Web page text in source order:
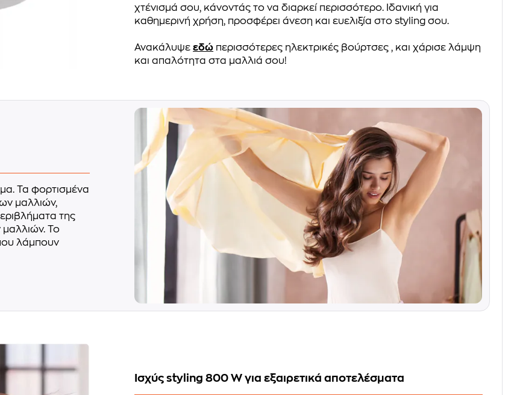
χτένισμά σου, κάνοντάς το να διαρκεί περισσότερο. Ιδανική για
καθημερινή χρήση, προσφέρει άνεση και ευελιξία στο styling σου.
Ανακάλυψεεδώ περισσότερες ηλεκτρικές βούρτσες , και χάρισε λάμψη
και απαλότητα στα μαλλιά σου!
Τα φορτισμένα
μαλλιών,
της
μαλλιών. Το
λάμπουν
Ισχύς styling 800 W για εξαιρετικά αποτελέσματα